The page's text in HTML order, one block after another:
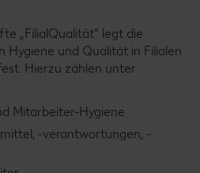
„FilialQualität“ legt die
Hygiene und Qualität in Filialen
Hierzu zählen unter
Mitarbeiter-Hygiene
-verantwortungen, -